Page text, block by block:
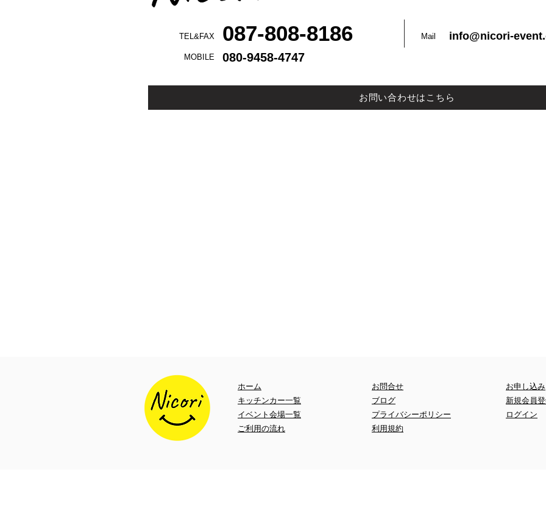
TEL&FAX
MOBILE
087-808-8186
080-9458-4747
info@nicori-
Mail
お問い合わせはこちら
ホーム
キッチンカー一覧
​イベント会場一覧
ご利用の流れ
お問合せ
ブログ
プライバシーポリシー
​利用規約
お申し込み
新規会員
ログイン